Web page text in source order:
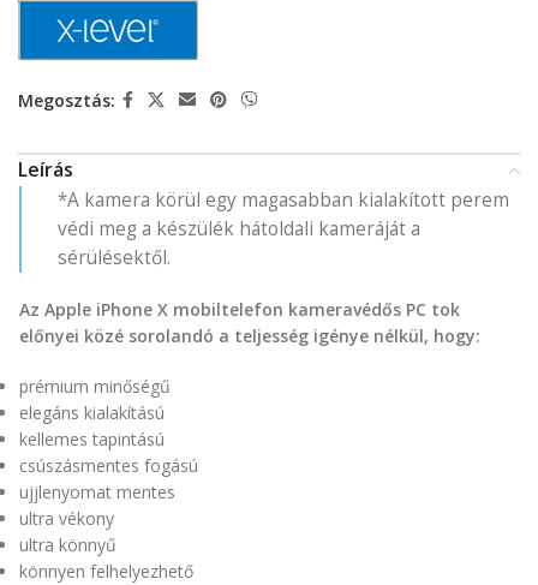
Megosztás:
Leírás
*A kamera körül egy magasabban kialakított perem
védi meg a készülék hátoldali kameráját a
sérülésektől.
Az Apple iPhone X mobiltelefon kameravédős PC tok
előnyei közé sorolandó a teljesség igénye nélkül, hogy:
prémium minőségű
elegáns kialakítású
kellemes tapintású
csúszásmentes fogású
ujjlenyomat mentes
ultra vékony
ultra könnyű
könnyen felhelyezhető